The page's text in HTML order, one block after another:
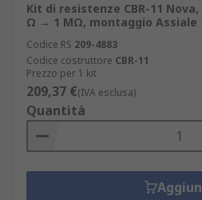
Kit di resistenze CBR-11
Ω → 1 MΩ, montaggio Assiale
Codice RS 209-4883
Codice costruttore CBR-11
Prezzo per 1 kit
209,37 €(IVA esclusa)
Quantità